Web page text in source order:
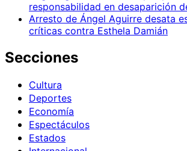
responsabilidad en desaparición
Arresto de Ángel Aguirre desata
críticas contra Esthela Damián
Secciones
Cultura
Deportes
Economía
Espectáculos
Estados